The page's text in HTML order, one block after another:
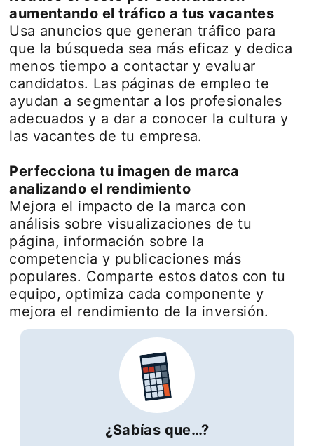
aumentando el tráfico a tus vacantes
Usa anuncios que generan tráfico para
que la búsqueda sea más eficaz y dedica
menos tiempo a contactar y evaluar
candidatos. Las páginas de empleo te
ayudan a segmentar a los profesionales
adecuados y a dar a conocer la cultura y
las vacantes de tu empresa.
Perfecciona tu imagen de marca
analizando el rendimiento
Mejora el impacto de la marca con
análisis sobre visualizaciones de tu
página, información sobre la
competencia y publicaciones más
populares. Comparte estos datos con tu
equipo, optimiza cada componente y
mejora el rendimiento de la inversión.
¿Sabías que…?